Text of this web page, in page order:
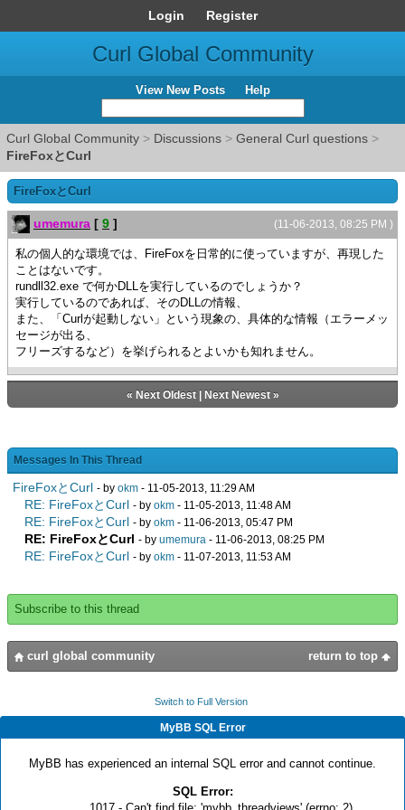
Login Register
Curl Global Community
View New Posts Help
Curl Global Community > Discussions > General Curl questions >
FireFoxとCurl
FireFoxとCurl
(11-06-2013, 08:25 PM )
umemura [ 9 ]
私の個人的な環境では、FireFoxを日常的に使っていますが、再現した
ことはないです。
rundll32.exe で何かDLLを実行しているのでしょうか？
実行しているのであれば、そのDLLの情報、
また、「Curlが起動しない」という現象の、具体的な情報（エラーメッ
セージが出る、
フリーズするなど）を挙げられるとよいかも知れません。
« Next Oldest| Next Newest»
Messages In This Thread
FireFoxとCurl - by okm - 11-05-2013, 11:29 AM
RE: FireFoxとCurl - by okm - 11-05-2013, 11:48 AM
RE: FireFoxとCurl - by okm - 11-06-2013, 05:47 PM
RE: FireFoxとCurl - by umemura - 11-06-2013, 08:25 PM
RE: FireFoxとCurl - by okm - 11-07-2013, 11:53 AM
Subscribe to this thread
return to top
curl global community
Switch to Full Version
MyBB SQL Error
MyBB has experienced an internal SQL error and cannot continue.
SQL Error: